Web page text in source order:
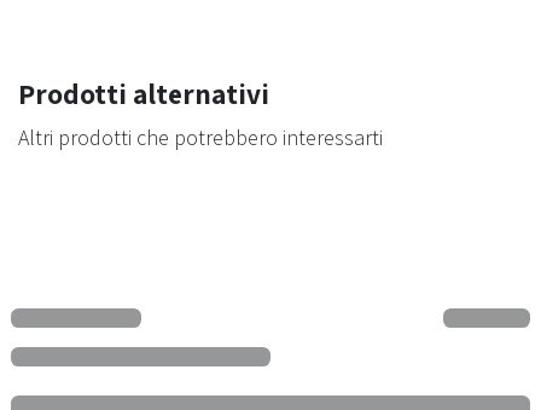
Prodotti alternativi
Altri prodotti che potrebbero interessarti